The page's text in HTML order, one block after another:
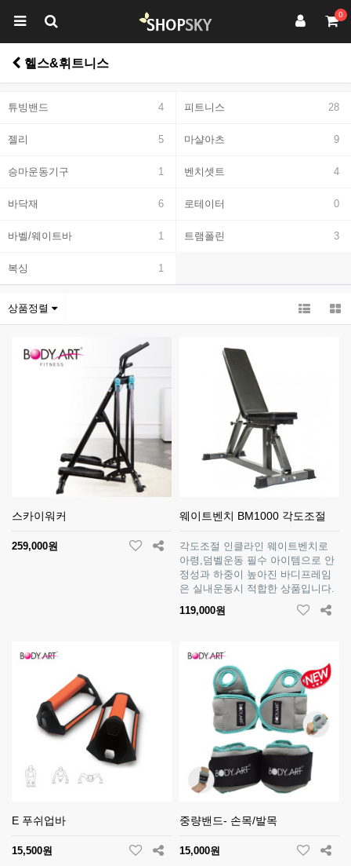
0
헬스&휘트니스
튜빙밴드 4 피트니스 28
젤리 5 마샬아츠 9
승마운동기구 1 벤치셋트 4
바닥재 6 로테이터 0
바벨/웨이트바 1 트램폴린 3
복싱 1
상품정렬
스카이워커
259,000원
웨이트벤치 BM1000 각도조절
각도조절 인클라인 웨이트벤치로
아령,덤벨운동 필수 아이템으로 안
정성과 하중이 높아진 바디프레임
은 실내운동시 적합한 상품입니다.
119,000원
E 푸쉬업바
15,500원
중량밴드- 손목/발목
15,000원